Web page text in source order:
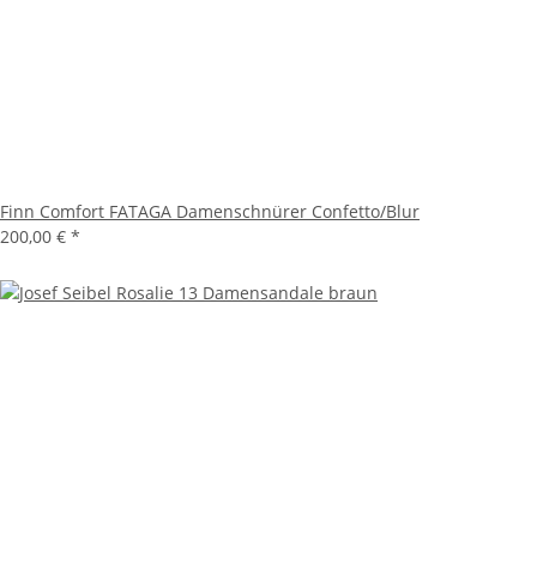
Finn Comfort FATAGA Damenschnürer Confetto/Blur
200,00 € *